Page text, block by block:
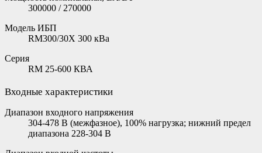
300000 / 270000
Модель ИБП
RM300/30X 300 кВа
Серия
RM 25-600 КВА
Входные характеристики
Диапазон входного напряжения
304-478 В (межфазное), 100% нагрузка; нижний предел
диапазона 228-304 В